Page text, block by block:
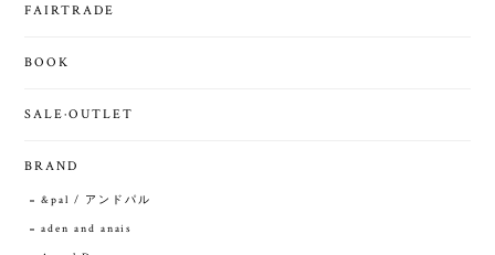
FAIRTRADE
BOOK
SALE·OUTLET
BRAND
&pal / アンドパル
aden and anais